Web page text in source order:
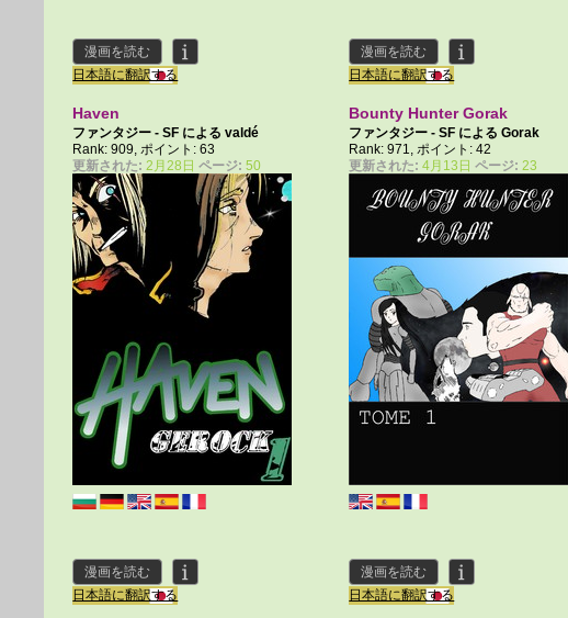
漫画を読む
日本語に翻訳する
漫画を読む
日本語に翻訳する
Haven
ファンタジー - SF によるvaldé
Rank: 909, ポイント: 63
更新された: 2月28日 ページ: 50
漫画を読む
日本語に翻訳する
Bounty Hunter Gorak
ファンタジー - SF によるGorak
Rank: 971, ポイント: 42
更新された: 4月13日 ページ: 23
漫画を読む
日本語に翻訳する